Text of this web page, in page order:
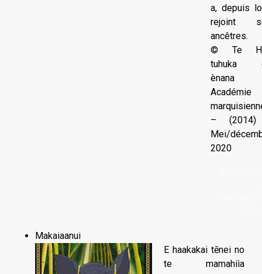
a, depuis
rejoint
ancêtres.
© Te
tuhuka
Académie
–
Mei/
2020
Makaiaanui
E haakakai tēnei no
te mamahiìa